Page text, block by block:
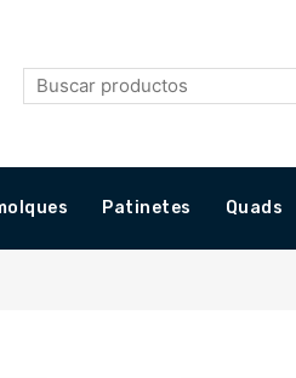
Patinetes Quads